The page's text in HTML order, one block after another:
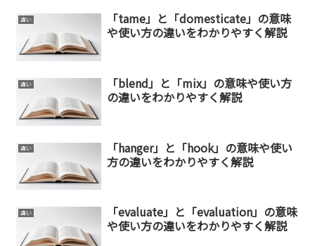
違い
「tame」と「domesticate」の意味
や使い方の違いをわかりやすく解説
違い
「blend」と「mix」の意味や使い方
の違いをわかりやすく解説
違い
「hanger」と「hook」の意味や使い
方の違いをわかりやすく解説
違い
「evaluate」と「evaluation」の意味
や使い方の違いをわかりやすく解説